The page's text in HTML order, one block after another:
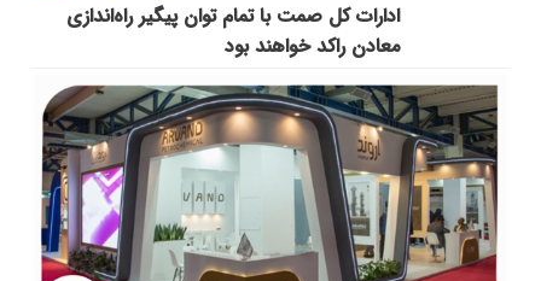
ادارات کل صمت با تمام توان پیگیر راه‌اندازی
معادن راکد خواهند بود